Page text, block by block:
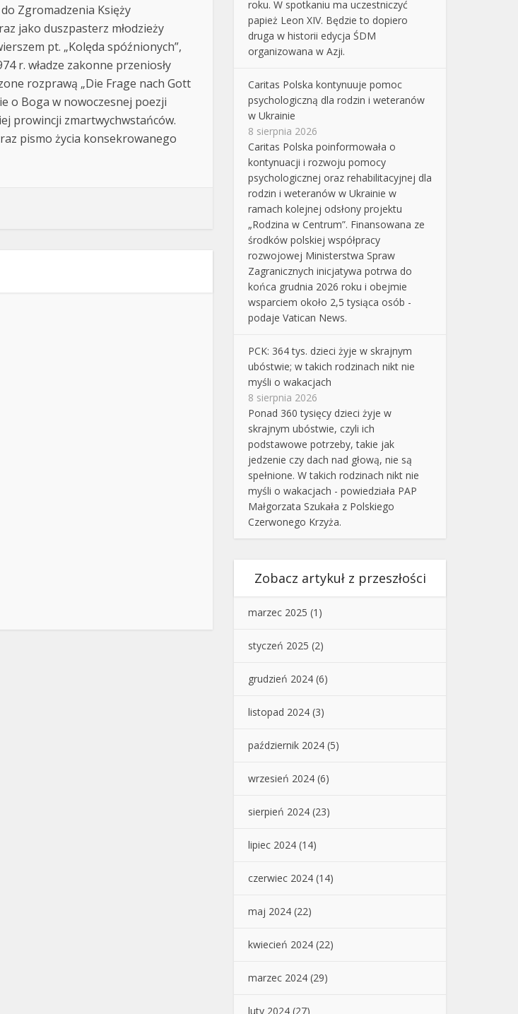
Zgromadzenia Księży
jako duszpasterz młodzieży
pt. „Kolęda spóźnionych”,
r. władze zakonne przeniosły
rozprawą „Die Frage nach Gott
o Boga w nowoczesnej poezji
prowincji zmartwychwstańców.
pismo życia konsekrowanego
roku. W spotkaniu ma uczestniczyć
papież Leon XIV. Będzie to dopiero
druga w historii edycja ŚDM
organizowana w Azji.
Caritas Polska kontynuuje pomoc
psychologiczną dla rodzin i weteranów
w Ukrainie
8 sierpnia 2026
Caritas Polska poinformowała o
kontynuacji i rozwoju pomocy
psychologicznej oraz rehabilitacyjnej dla
rodzin i weteranów w Ukrainie w
ramach kolejnej odsłony projektu
„Rodzina w Centrum”. Finansowana ze
środków polskiej współpracy
rozwojowej Ministerstwa Spraw
Zagranicznych inicjatywa potrwa do
końca grudnia 2026 roku i obejmie
wsparciem około 2,5 tysiąca osób -
podaje Vatican News.
PCK: 364 tys. dzieci żyje w skrajnym
ubóstwie; w takich rodzinach nikt nie
myśli o wakacjach
8 sierpnia 2026
Ponad 360 tysięcy dzieci żyje w
skrajnym ubóstwie, czyli ich
podstawowe potrzeby, takie jak
jedzenie czy dach nad głową, nie są
spełnione. W takich rodzinach nikt nie
myśli o wakacjach - powiedziała PAP
Małgorzata Szukała z Polskiego
Czerwonego Krzyża.
Zobacz artykuł z przeszłości
marzec 2025 (1)
styczeń 2025 (2)
grudzień 2024 (6)
listopad 2024 (3)
październik 2024 (5)
wrzesień 2024 (6)
sierpień 2024 (23)
lipiec 2024 (14)
czerwiec 2024 (14)
maj 2024 (22)
kwiecień 2024 (22)
marzec 2024 (29)
luty 2024 (27)